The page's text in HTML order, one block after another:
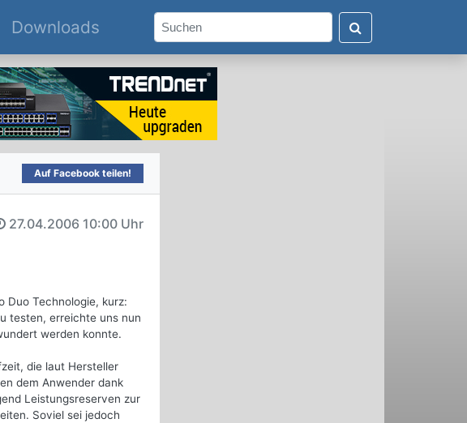
Downloads
Auf Facebook teilen!
27.04.2006 10:00 Uhr
Duo Technologie, kurz:
testen, erreichte uns nun
werden konnte.
die laut Hersteller
dem Anwender dank
Leistungsreserven zur
Soviel sei jedoch